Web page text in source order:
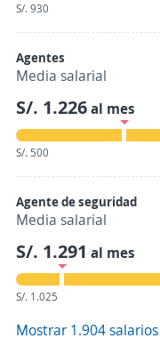
S/. 930
Agentes
Media salarial
S/. 1.226al mes
S/. 500
Agente de seguridad
Media salarial
S/. 1.291 al mes
S/. 1.025
Mostrar 1.904 salarios